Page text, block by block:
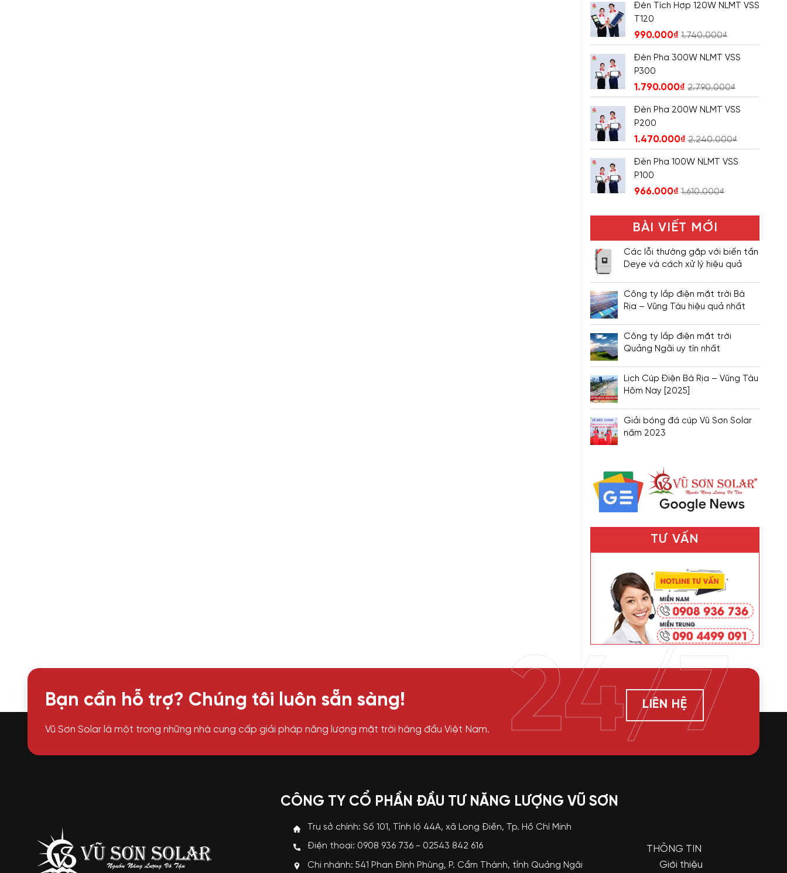
Đèn Tích Hợp 120W NLMT VSS
T120
990.000₫ 1.740.000₫
Đèn Pha 300W NLMT VSS
P300
1.790.000₫ 2.790.000₫
Đèn Pha 200W NLMT VSS
P200
1.470.000₫ 2.240.000₫
Đèn Pha 100W NLMT VSS
P100
966.000₫ 1.610.000₫
BÀI VIẾT MỚI
Các lỗi thường gặp với biến tần
Deye và cách xử lý hiệu quả
Công ty lắp điện mặt trời Bà
Rịa – Vũng Tàu hiệu quả nhất
Công ty lắp điện mặt trời
Quảng Ngãi uy tín nhất
Lịch Cúp Điện Bà Rịa – Vũng Tàu
Hôm Nay [2025]
Giải bóng đá cúp Vũ Sơn Solar
năm 2023
TƯ VẤN
Bạn cần hỗ trợ? Chúng tôi luôn sẵn sàng!
Vũ Sơn Solar là một trong những nhà cung cấp giải pháp năng lượng mặt trời hàng đầu Việt Nam.
LIÊN HỆ
24/7
CÔNG TY CỔ PHẦN ĐẦU TƯ NĂNG LƯỢNG VŨ SƠN
Trụ sở chính: Số 101, Tỉnh lộ 44A, xã Long Điền, Tp. Hồ Chí Minh
Điện thoại: 0908 936 736 - 02543 842 616
Chi nhánh: 541 Phan Đình Phùng, P. Cẩm Thành, tỉnh Quảng Ngãi
THÔNG TIN
Giới thiệu